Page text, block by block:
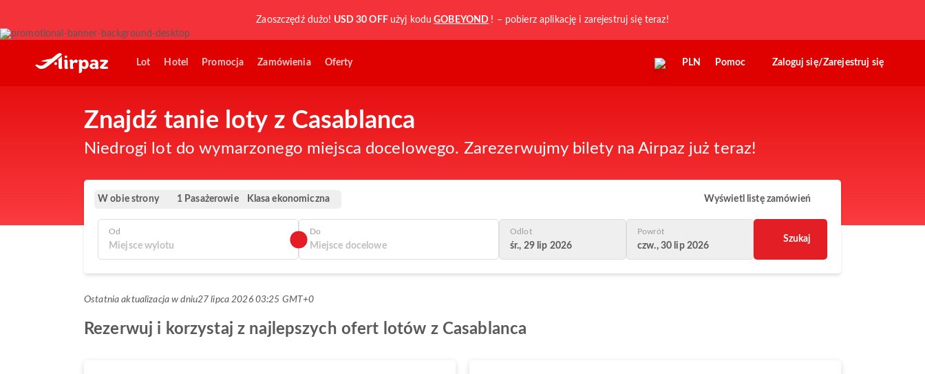
Zaoszczędź dużo! USD 30 OFF użyj kodu GOBEYOND ! – pobierz aplikację i zarejestruj się teraz!
Lot Hotel Promocja Zamówienia Oferty PLN Pomoc Zaloguj się/Zarejestruj się
Znajdź tanie loty z Casablanca
Niedrogi lot do wymarzonego miejsca docelowego. Zarezerwujmy bilety na Airpaz już teraz!
W obie strony 1 Pasażerowie Klasa ekonomiczna Wyświetl listę zamówień
Od Do Odlot
śr., 29 lip 2026
Powrót
czw., 30 lip 2026
Szukaj
Ostatnia aktualizacja w dniu27 lipca 2026 03:25 GMT+0
Rezerwuj i korzystaj z najlepszych ofert lotów z Casablanca